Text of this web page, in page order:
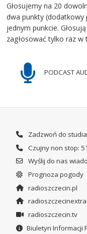
Głosujemy na 20
dwa punkty
jednym punkcie.
zagłosować tylko raz w
PODCAST
Zadzwoń do
Czujny non stop:
Wyślij do nas
Prognoza pogody
radioszczecin.pl
radioszczecin.tv
Biuletyn Informacji